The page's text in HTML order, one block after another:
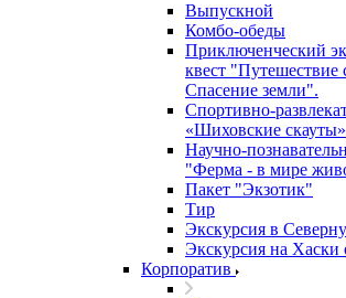
Выпускной
Комбо-обеды
Приключенческий
квест "Путешествие
Спасение земли".
Спортивно-
«Шиховские скауты»
Научно-
"Ферма - в мире
Пакет "Экзотик"
Тир
Экскурсия в
Экскурсия на Хаски
Корпоратив